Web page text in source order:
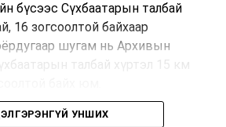
бүсээс Сүхбаатарын талбай
16 зогсоолтой байхаар
шугам нь Архивын
талбай хүртэл 15 км
цагт 10-12 мянган
УНШИХ